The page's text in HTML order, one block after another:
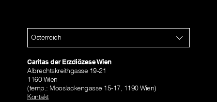
Österreich
Caritas der Erzdiözese Wien
Albrechtskreithgasse 19-21
1160 Wien
(temp.: Mooslackengasse 15-17, 1190 Wien)
Kontakt